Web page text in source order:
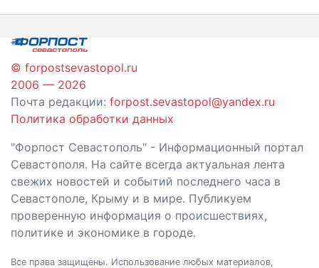
записям
© forpostsevastopol.ru
2006 — 2026
Почта редакции: forpost.sevastopol@yandex.ru
Политика обработки данных
"Форпост Севастополь" - Информационный портал
Севастополя. На сайте всегда актуальная лента
свежих новостей и событий последнего часа в
Севастополе, Крыму и в мире. Публикуем
проверенную информация о происшествиях,
политике и экономике в городе.
Все права защищены. Использование любых материалов,